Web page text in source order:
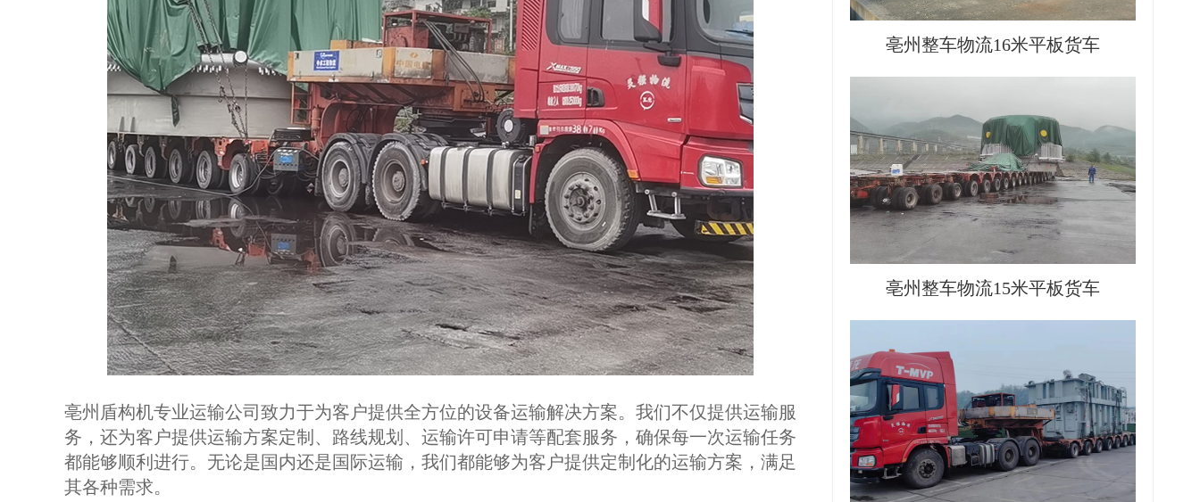
亳州盾构机专业运输公司致力于为客户提供全方位的设备运输解决方案。我们不仅提供运输服
务，还为客户提供运输方案定制、路线规划、运输许可申请等配套服务，确保每一次运输任务
都能够顺利进行。无论是国内还是国际运输，我们都能够为客户提供定制化的运输方案，满足
其各种需求。
亳州整车物流16米平板货车
亳州整车物流15米平板货车